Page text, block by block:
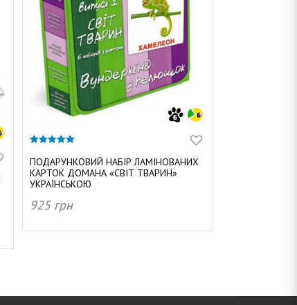
з 5
ПОДАРУНКОВИЙ НАБІР ЛАМІНОВАНИХ
КАРТОК ДОМАНА «СВІТ ТВАРИН»
УКРАЇНСЬКОЮ
925 грн